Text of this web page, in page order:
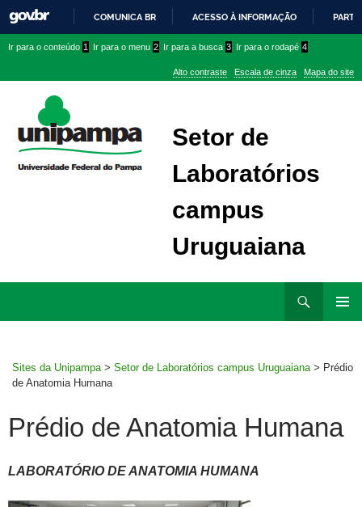
PARA
CONTEÚDO
COMUNICA BR ACESSO À INFORMAÇÃO
conteúdo
menu
superior
menu
Ir para o conteúdo 1 Ir para o menu 2 Ir para a busca 3 Ir para o rodapé 4
Alto contraste Escala de cinza Mapa do site
Setor de
Laboratórios
campus
Uruguaiana
Sites da Unipampa > Setor de Laboratórios campus Uruguaiana > Prédio
de Anatomia Humana
Prédio de Anatomia Humana
LABORATÓRIO DE ANATOMIA HUMANA